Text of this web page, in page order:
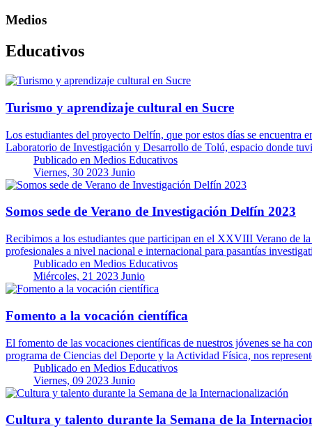
Medios
Educativos
Turismo y aprendizaje cultural en Sucre
Los estudiantes del proyecto Delfín, que por estos días se
Laboratorio de Investigación y Desarrollo de Tolú, espacio donde
Publicado en Medios Educativos
Viernes, 30 2023 Junio
Somos sede de Verano de Investigación Delfín 2023
Recibimos a los estudiantes que participan en el XXVIII Verano de
profesionales a nivel nacional e internacional para pasantías
Publicado en Medios Educativos
Miércoles, 21 2023 Junio
Fomento a la vocación científica
El fomento de las vocaciones científicas de nuestros jóvenes se ha
programa de Ciencias del Deporte y la Actividad Física, nos
Publicado en Medios Educativos
Viernes, 09 2023 Junio
Cultura y talento durante la Semana de la